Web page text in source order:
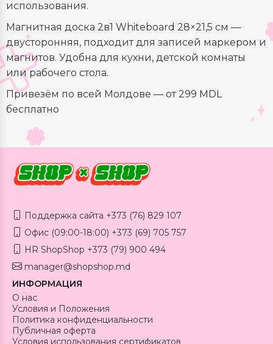
использования.
Магнитная доска 2в1 Whiteboard 28×21,5 см —
двусторонняя, подходит для записей маркером и
магнитов. Удобна для кухни, детской комнаты
или рабочего стола.
Привезём по всей Молдове — от 299 MDL
бесплатно
Поддержка сайта +373 (76) 829 107
Офис (09:00-18:00) +373 (69) 705 757
HR ShopShop +373 (79) 900 494
manager@shopshop.md
ИНФОРМАЦИЯ
О нас
Условия и Положения
Политика конфиденциальности
Публичная оферта
Условия использования сертификатов